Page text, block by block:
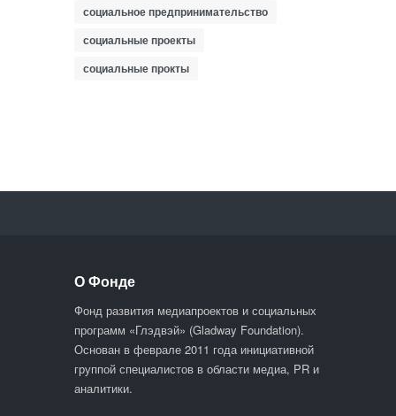
социальное предпринимательство
социальные проекты
социальные прокты
О Фонде
Фонд развития медиапроектов и социальных
программ «Глэдвэй» (Gladway Foundation).
Основан в феврале 2011 года инициативной
группой специалистов в области медиа, PR и
аналитики.